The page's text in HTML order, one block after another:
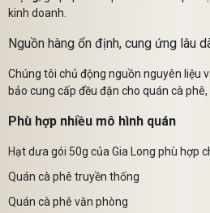
kinh doanh.
Nguồn hàng ổn định, cung ứng lâu
Chúng tôi chủ động nguồn nguyên liệu
bảo cung cấp đều đặn cho quán cà
Phù hợp nhiều mô hình quán
Hạt dưa gói 50g của Gia Long phù hợp
Quán cà phê truyền thống
Quán cà phê văn phòng